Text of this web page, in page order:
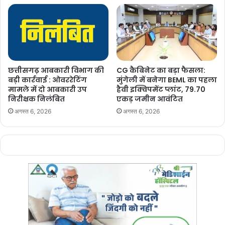
Manish Tiwari
छत्तीसगढ़ आबकारी विभाग की
बड़ी कार्रवाई : ओवररेटिंग
मामले में दो आबकारी उप
निरीक्षक निलंबित
अगस्त 6, 2026
CG कैबिनेट का बड़ा फैसला:
मुंगेली में बनेगा BEML का पहला
हैवी इक्विपमेंट प्लांट, 79.70
एकड़ जमीन आवंटित
अगस्त 6, 2026